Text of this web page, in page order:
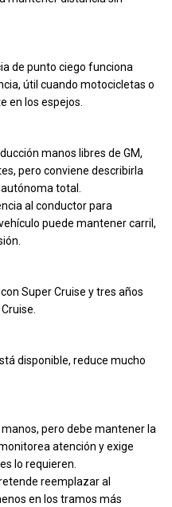
de punto ciego funciona
útil cuando motocicletas o
en los espejos.
manos libres de GM,
pero conviene describirla
total.
al conductor para
puede mantener carril,
Super Cruise y tres años
disponible, reduce mucho
pero debe mantener la
atención y exige
lo requieren.
reemplazar al
en los tramos más